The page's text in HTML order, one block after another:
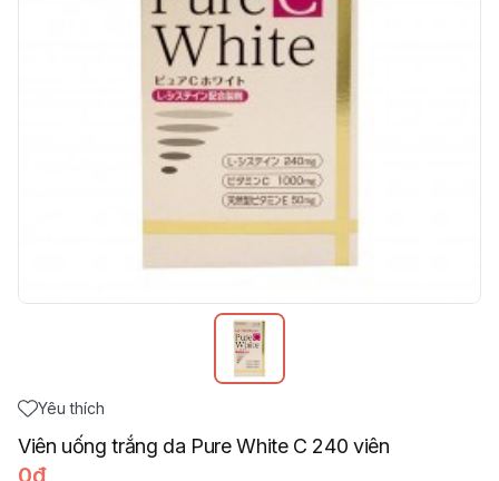
Yêu thích
Viên uống trắng da Pure White C 240 viên
0đ